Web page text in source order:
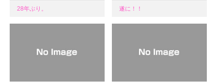
28年ぶり。 遂に！！